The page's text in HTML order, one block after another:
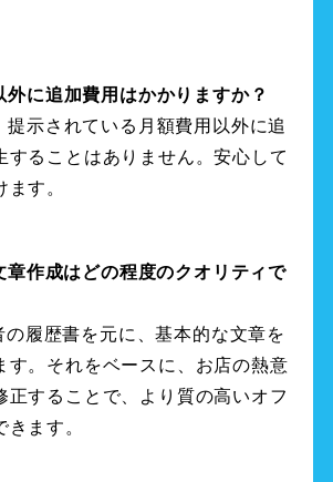
外に追加費用はかかりますか？
提示されている月額費用以外に追
することはありません。安心して
す。
章作成はどの程度のクオリティで
の履歴書を元に、基本的な文章を
す。それをベースに、お店の熱意
正することで、より質の高いオフ
きます。